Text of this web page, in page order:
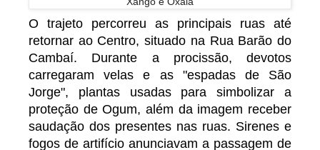
O trajeto percorreu as principais ruas até
retornar ao Centro, situado na Rua Barão do
Cambaí. Durante a procissão, devotos
carregaram velas e as "espadas de São
Jorge", plantas usadas para simbolizar a
proteção de Ogum, além da imagem receber
saudação dos presentes nas ruas. Sirenes e
fogos de artifício anunciavam a passagem de